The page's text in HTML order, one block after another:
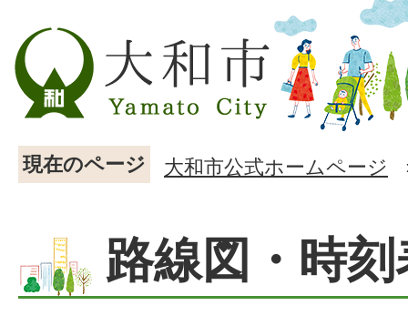
現在のページ 大和市公式ホームページ
路線図・時刻